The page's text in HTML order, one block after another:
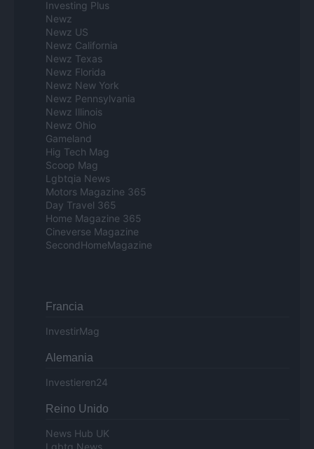
Investing Plus
Newz
Newz US
Newz California
Newz Texas
Newz Florida
Newz New York
Newz Pennsylvania
Newz Illinois
Newz Ohio
Gameland
Hig Tech Mag
Scoop Mag
Lgbtqia News
Motors Magazine 365
Day Travel 365
Home Magazine 365
Cineverse Magazine
SecondHomeMagazine
Francia
InvestirMag
Alemania
Investieren24
Reino Unido
News Hub UK
Lgbtq News